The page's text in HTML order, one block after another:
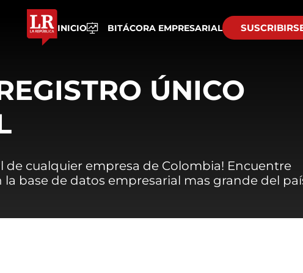
INICIO BITÁCORA EMPRESARIAL
ÚNICO
de cualquier empresa de Colombia! Encuentre
la base de datos empresarial mas grande del